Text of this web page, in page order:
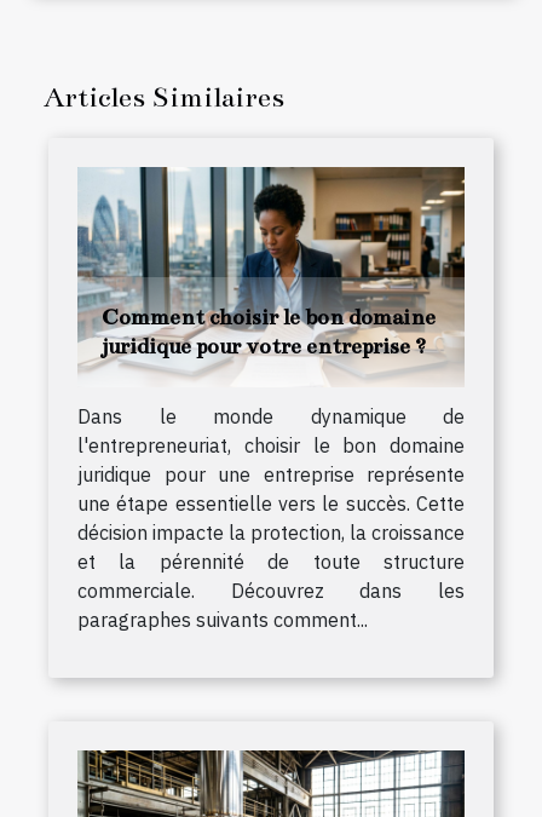
Articles Similaires
Comment choisir le bon domaine
juridique pour votre entreprise ?
Dans le monde dynamique de
l'entrepreneuriat, choisir le bon domaine
juridique pour une entreprise représente
une étape essentielle vers le succès. Cette
décision impacte la protection, la croissance
et la pérennité de toute structure
commerciale. Découvrez dans les
paragraphes suivants comment...